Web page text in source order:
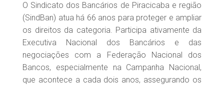
O Sindicato dos Bancários de Piracicaba e região
(SindBan) atua há 66 anos para proteger e ampliar
os direitos da categoria. Participa ativamente da
Executiva Nacional dos Bancários e das
negociações com a Federação Nacional dos
Bancos, especialmente na Campanha Nacional,
que acontece a cada dois anos, assegurando os